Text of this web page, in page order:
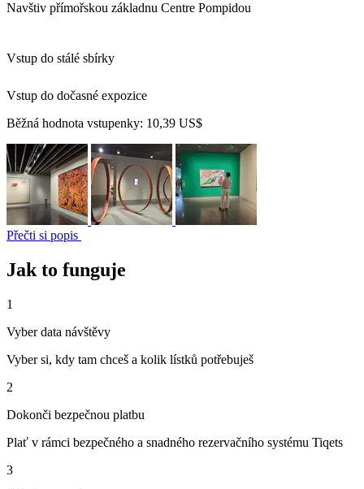
Navštiv přímořskou základnu Centre Pompidou
Vstup do stálé sbírky
Vstup do dočasné expozice
Běžná hodnota vstupenky: 10,39 US$
Přečti si popis
Jak to funguje
1
Vyber data návštěvy
Vyber si, kdy tam chceš a kolik lístků potřebuješ
2
Dokonči bezpečnou platbu
Plať v rámci bezpečného a snadného rezervačního systému Tiqets
3